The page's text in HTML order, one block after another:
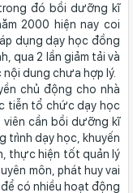
đó bồi dưỡng kĩ
2000 hiện nay coi
dụng dạy học đồng
qua 2 lần giảm tải và
dung chưa hợp lý.
chủ động cho nhà
tiễn tổ chức dạy học
cần bồi dưỡng kĩ
trình dạy học, khuyến
thực hiện tốt quản lý
môn, phát huy vai
có nhiều hoạt động